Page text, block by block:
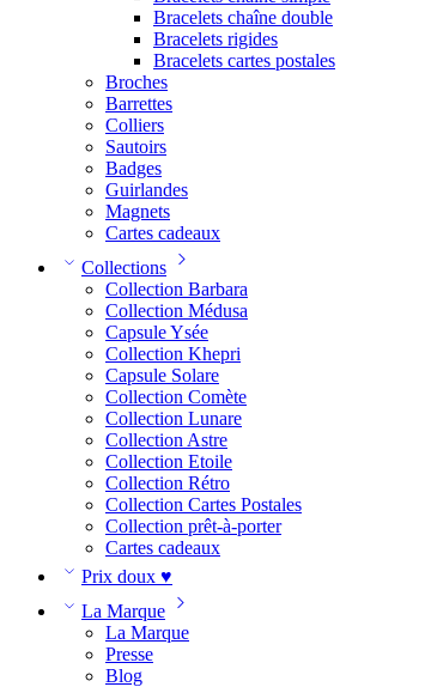
Bracelets chaîne double
Bracelets rigides
Bracelets cartes postales
Broches
Barrettes
Colliers
Sautoirs
Badges
Guirlandes
Magnets
Cartes cadeaux
Collections
Collection Barbara
Collection Médusa
Capsule Ysée
Collection Khepri
Capsule Solare
Collection Comète
Collection Lunare
Collection Astre
Collection Etoile
Collection Rétro
Collection Cartes Postales
Collection prêt-à-porter
Cartes cadeaux
Prix doux ♥
La Marque
La Marque
Presse
Blog